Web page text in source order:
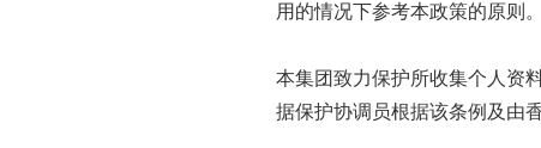
用的情况下参考本政策的原则。
本集团致力保护所收集个人资
据保护协调员根据该条例及由